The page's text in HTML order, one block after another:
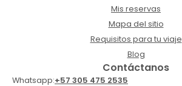
Mis reservas
Mapa del sitio
Requisitos para tu viaje
Blog
Contáctanos
Whatsapp:+57 305 475 2535